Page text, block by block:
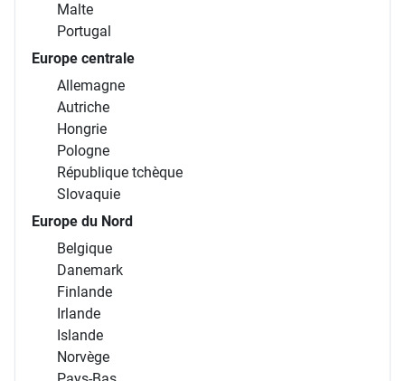
Malte
Portugal
Europe centrale
Allemagne
Autriche
Hongrie
Pologne
République tchèque
Slovaquie
Europe du Nord
Belgique
Danemark
Finlande
Irlande
Islande
Norvège